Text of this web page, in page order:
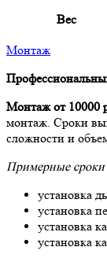
Вес
Монтаж
Монтаж от 10000
монтаж. Сроки
сложности и
Примерные
установка
установка
установка
установка